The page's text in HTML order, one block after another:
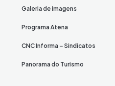
Galeria de imagens
Programa Atena
CNC Informa – Sindicatos
Panorama do Turismo